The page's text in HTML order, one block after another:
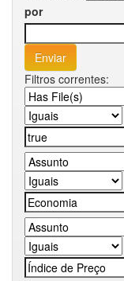
por
Filtros correntes: